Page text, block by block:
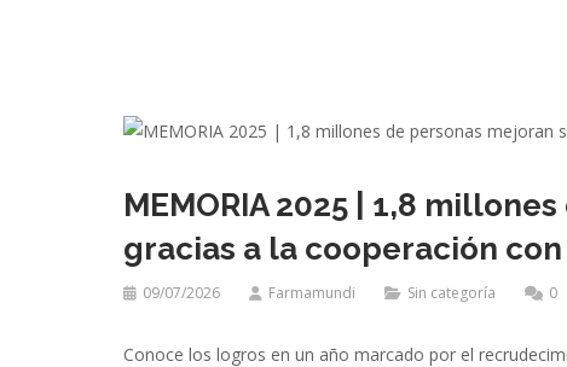
MEMORIA 2025 | 1,8
gracias a la cooperación
09/07/2026 Farmamundi Sin categoría 0
Conoce los logros en un año marcado por el